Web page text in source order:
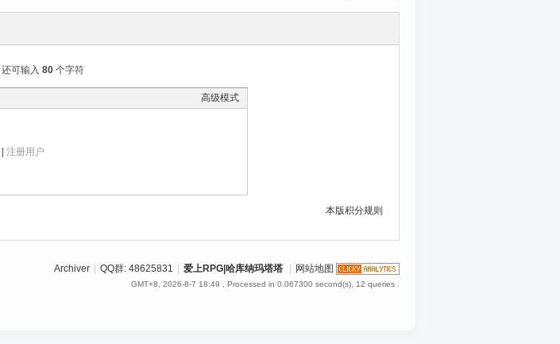
还可输入 80 个字符
高级模式
注册用户
本版积分规则
Archiver QQ群: 48625831 爱上RPG|哈库纳玛塔塔 网站地图
GMT+8, 2026-8-7 18:49 , Processed in 0.067300 second(s), 12 queries .